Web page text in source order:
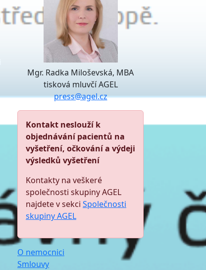
Mgr. Radka Miloševská, MBA
tisková mluvčí AGEL
press@agel.cz
Kontakt neslouží k
objednávání pacientů na
vyšetření, očkování a výdeji
výsledků vyšetření
Kontakty na veškeré
společnosti skupiny AGEL
najdete v sekci Společnosti
skupiny AGEL
O nemocnici
Smlouvy